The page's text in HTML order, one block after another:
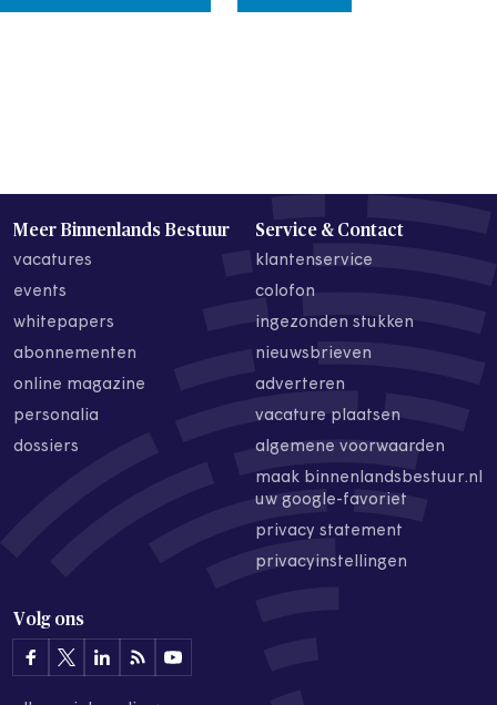
Meer Binnenlands Bestuur
vacatures
events
whitepapers
abonnementen
online magazine
personalia
dossiers
Service & Contact
klantenservice
colofon
ingezonden stukken
nieuwsbrieven
adverteren
vacature plaatsen
algemene voorwaarden
maak binnenlandsbestuur.nl
uw google-favoriet
privacy statement
privacyinstellingen
Volg ons